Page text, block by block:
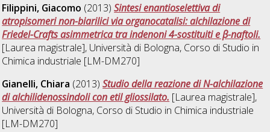
Filippini, Giacomo (2013)Sintesi enantioselettiva di
atropisomeri non-biarilici via organocatalisi: alchilazione di
Friedel-Crafts asimmetrica tra indenoni 4-sostituiti e β-naftoli.
[Laurea magistrale], Università di Bologna, Corso di Studio in
Chimica industriale [LM-DM270]
Gianelli, Chiara (2013)Studio della reazione di N-alchilazione
di alchilidenossindoli con etil gliossilato. [Laurea magistrale],
Università di Bologna, Corso di Studio in Chimica industriale
[LM-DM270]